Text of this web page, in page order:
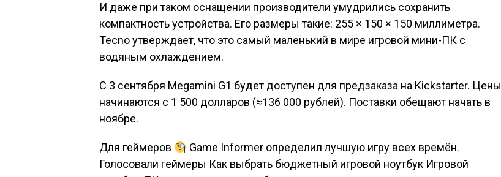
И даже при таком оснащении производители умудрились сохранить
компактность устройства. Его размеры такие: 255 × 150 × 150 миллиметра.
Tecno утверждает, что это самый маленький в мире игровой мини-ПК с
водяным охлаждением.
С 3 сентября Megamini G1 будет доступен для предзаказа на Kickstarter. Цены
начинаются с 1 500 долларов (≈136 000 рублей). Поставки обещают начать в
ноябре.
Для геймеров
Game Informer определил лучшую игру всех времён.
Голосовали геймеры Как выбрать бюджетный игровой ноутбук Игровой